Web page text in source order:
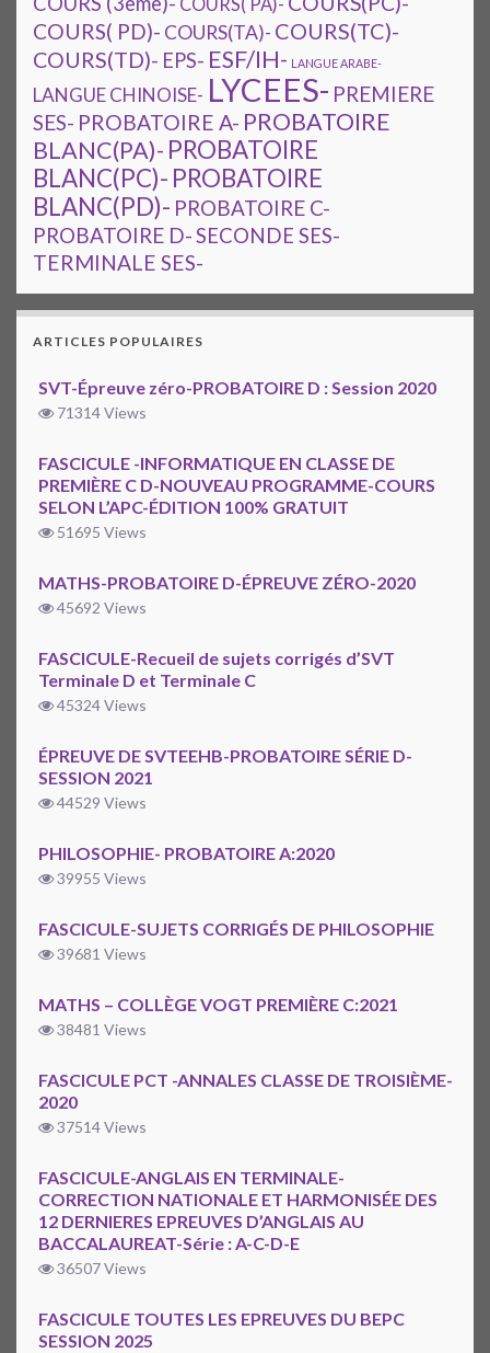
COURS( PA)-
COURS( PD)- COURS(TA)- COURS(TC)-
COURS(TD)- EPS- ESF/IH- LANGUE ARABE-
LANGUE CHINOISE- LYCEES- PREMIERE
SES- PROBATOIRE A- PROBATOIRE
BLANC(PA)- PROBATOIRE
BLANC(PC)- PROBATOIRE
BLANC(PD)- PROBATOIRE C-
PROBATOIRE D-SECONDE SES-
TERMINALE SES-
ARTICLES POPULAIRES
SVT-Épreuve zéro-PROBATOIRE D : Session 2020
71314 Views
FASCICULE -INFORMATIQUE EN CLASSE DE
PREMIÈRE C D-NOUVEAU PROGRAMME-COURS
SELON L’APC-ÉDITION 100% GRATUIT
51695 Views
MATHS-PROBATOIRE D-ÉPREUVE ZÉRO-2020
45692 Views
FASCICULE-Recueil de sujets corrigés d’SVT
Terminale D et Terminale C
45324 Views
ÉPREUVE DE SVTEEHB-PROBATOIRE SÉRIE D-
SESSION 2021
44529 Views
PHILOSOPHIE- PROBATOIRE A:2020
39955 Views
FASCICULE-SUJETS CORRIGÉS DE PHILOSOPHIE
39681 Views
MATHS – COLLÈGE VOGT PREMIÈRE C:2021
38481 Views
FASCICULE PCT -ANNALES CLASSE DE TROISIÈME-
2020
37514 Views
FASCICULE-ANGLAIS EN TERMINALE-
CORRECTION NATIONALE ET HARMONISÉE DES
12 DERNIERES EPREUVES D’ANGLAIS AU
BACCALAUREAT-Série : A-C-D-E
36507 Views
FASCICULE TOUTES LES EPREUVES DU BEPC
SESSION 2025